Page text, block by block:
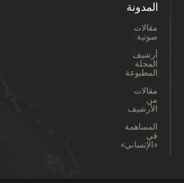
المدونة
مقالات
صوتية
أرشيف
المجلة
المطبوعة
مقالات
من
الأرشيف
المساهمة
في
«الإنساني»